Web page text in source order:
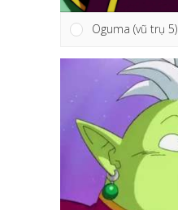
Oguma (vũ trụ 5)